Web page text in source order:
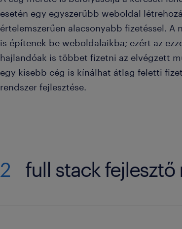
esetén egy egyszerűbb weboldal
értelemszerűen alacsonyabb fizetéssel.
is építenek be weboldalaikba; ezért az
hajlandóak is többet fizetni az elvégzett
egy kisebb cég is kínálhat átlag feletti
rendszer fejlesztése.
2 full stack